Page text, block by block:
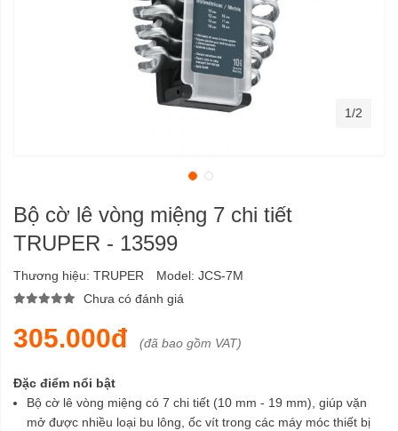
Bộ cờ lê vòng miệng 7 chi tiết
TRUPER - 13599
Thương hiệu: TRUPER Model: JCS-7M
Chưa có đánh giá
305.000đ (đã bao gồm VAT)
Đặc điểm nổi bật
Bộ cờ lê vòng miệng có 7 chi tiết (10 mm - 19 mm), giúp vặn
mở được nhiều loại bu lông, ốc vít trong các máy móc thiết bị
1/2